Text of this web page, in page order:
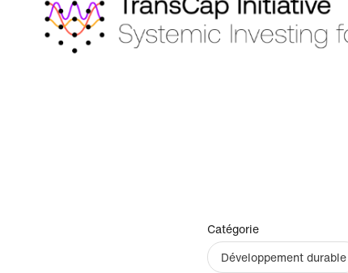
Catégorie
Développement durable